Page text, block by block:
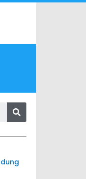
Search